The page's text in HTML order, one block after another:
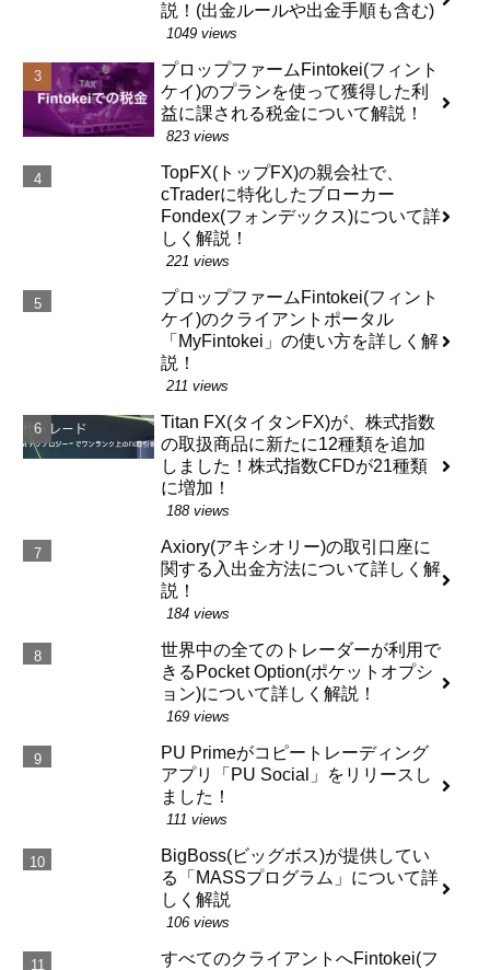
説！(出金ルールや出金手順も含む)
1049 views
プロップファームFintokei(フィント
ケイ)のプランを使って獲得した利
益に課される税金について解説！
823 views
TopFX(トップFX)の親会社で、
cTraderに特化したブローカー
Fondex(フォンデックス)について詳
しく解説！
221 views
プロップファームFintokei(フィント
ケイ)のクライアントポータル
「MyFintokei」の使い方を詳しく解
説！
211 views
Titan FX(タイタンFX)が、株式指数
の取扱商品に新たに12種類を追加
しました！株式指数CFDが21種類
に増加！
188 views
Axiory(アキシオリー)の取引口座に
関する入出金方法について詳しく解
説！
184 views
世界中の全てのトレーダーが利用で
きるPocket Option(ポケットオプシ
ョン)について詳しく解説！
169 views
PU Primeがコピートレーディング
アプリ「PU Social」をリリースし
ました！
111 views
BigBoss(ビッグボス)が提供してい
る「MASSプログラム」について詳
しく解説
106 views
すべてのクライアントへFintokei(フ